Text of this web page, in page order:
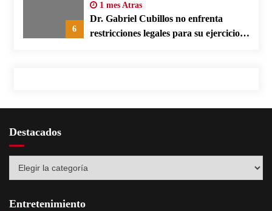
6
1 mes Atras
Dr. Gabriel Cubillos no enfrenta
restricciones legales para su ejercicio,
Destacados
Entretenimiento